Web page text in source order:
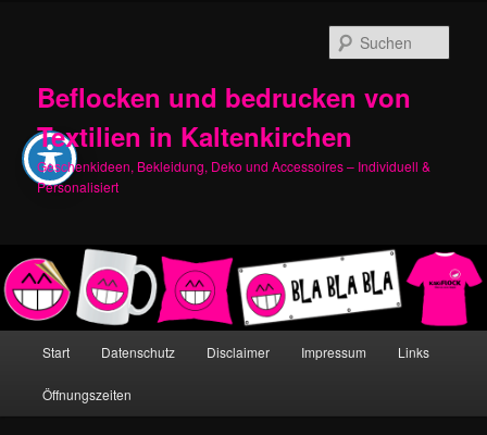
Beflocken und bedrucken von
Textilien in Kaltenkirchen
Geschenkideen, Bekleidung, Deko und Accessoires – Individuell &
Personalisiert
Start Datenschutz Disclaimer Impressum Links
Öffnungszeiten